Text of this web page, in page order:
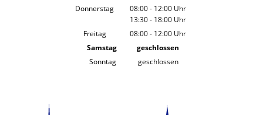
Donnerstag
08:00- 12:00 Uhr
Von 08:00 bis 12:00 Uhr
13:30- 18:00 Uhr
Von 13:30 bis 18:00 Uhr
Freitag 08:00- 12:00 Uhr
Von 08:00 bis 12:00 Uhr
Samstag
geschlossen
Sonntag
geschlossen